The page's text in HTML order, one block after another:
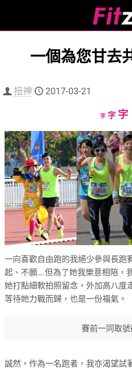
一個為您甘去
扭神 2017-03-21
字Decrease
size.
字Reset
size.
字
一向喜歡自由跑的我絕少參與長跑
起、不願….但為了她我樂意相陪，
她打點細軟拍照留念，外加高八度
等待她力戰而歸，也是一份福氣。
賽前一同取號
誠然，作為一名跑者，我亦渴望試